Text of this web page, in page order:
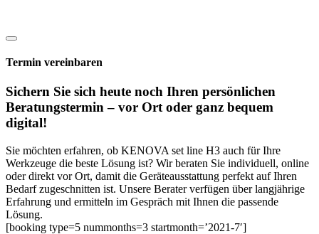
Termin vereinbaren
Sichern Sie sich heute noch Ihren persönlichen
Beratungs­termin – vor Ort oder ganz bequem
digital!
Sie möchten erfahren, ob KENOVA set line H3 auch für Ihre
Werkzeuge die beste Lösung ist? Wir beraten Sie individuell, online
oder direkt vor Ort, damit die Geräteausstattung perfekt auf Ihren
Bedarf zugeschnitten ist. Unsere Berater verfügen über langjährige
Erfahrung und ermitteln im Gespräch mit Ihnen die passende
Lösung.
[booking type=5 nummonths=3 startmonth=’2021-7′]